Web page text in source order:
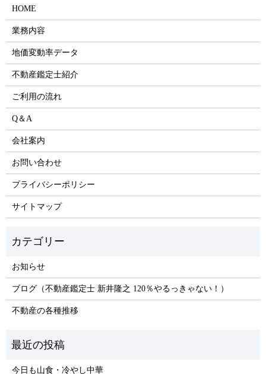
HOME
業務内容
地価変動率データ
不動産鑑定士紹介
ご利用の流れ
Q＆A
会社案内
お問い合わせ
プライバシーポリシー
サイトマップ
お知らせ
ブログ（不動産鑑定士 新井隆之 120％やるっきゃない！）
不動産の各種推移
今日も山食・冷やし中華